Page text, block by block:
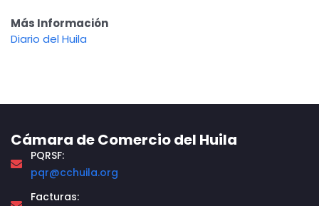
Más Información
Diario del Huila
Cámara de Comercio del Huila
PQRSF:
pqr@cchuila.org
Facturas: